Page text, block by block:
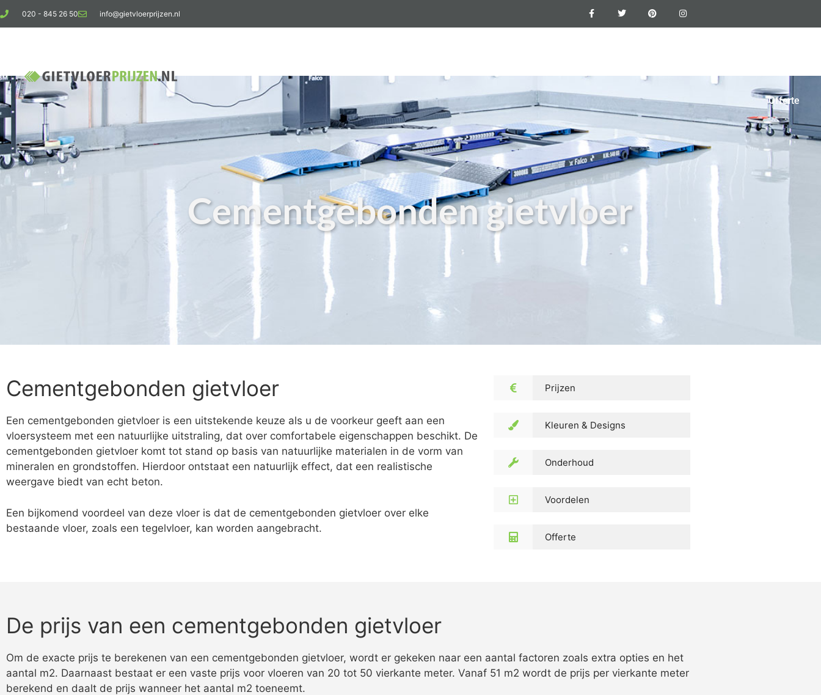
020 - 845 26 50 info@gietvloerprijzen.nl
Offerte
Cementgebonden gietvloer
Cementgebonden gietvloer
Een cementgebonden gietvloer is een uitstekende keuze als u de voorkeur geeft aan een
vloersysteem met een natuurlijke uitstraling, dat over comfortabele eigenschappen beschikt. De
cementgebonden gietvloer komt tot stand op basis van natuurlijke materialen in de vorm van
mineralen en grondstoffen. Hierdoor ontstaat een natuurlijk effect, dat een realistische
weergave biedt van echt beton.
Een bijkomend voordeel van deze vloer is dat de cementgebonden gietvloer over elke
bestaande vloer, zoals een tegelvloer, kan worden aangebracht.
Prijzen
Kleuren & Designs
Onderhoud
Voordelen
Offerte
De prijs van een cementgebonden gietvloer
Om de exacte prijs te berekenen van een cementgebonden gietvloer, wordt er gekeken naar een aantal factoren zoals extra opties en het
aantal m2. Daarnaast bestaat er een vaste prijs voor vloeren van 20 tot 50 vierkante meter. Vanaf 51 m2 wordt de prijs per vierkante meter
berekend en daalt de prijs wanneer het aantal m2 toeneemt.